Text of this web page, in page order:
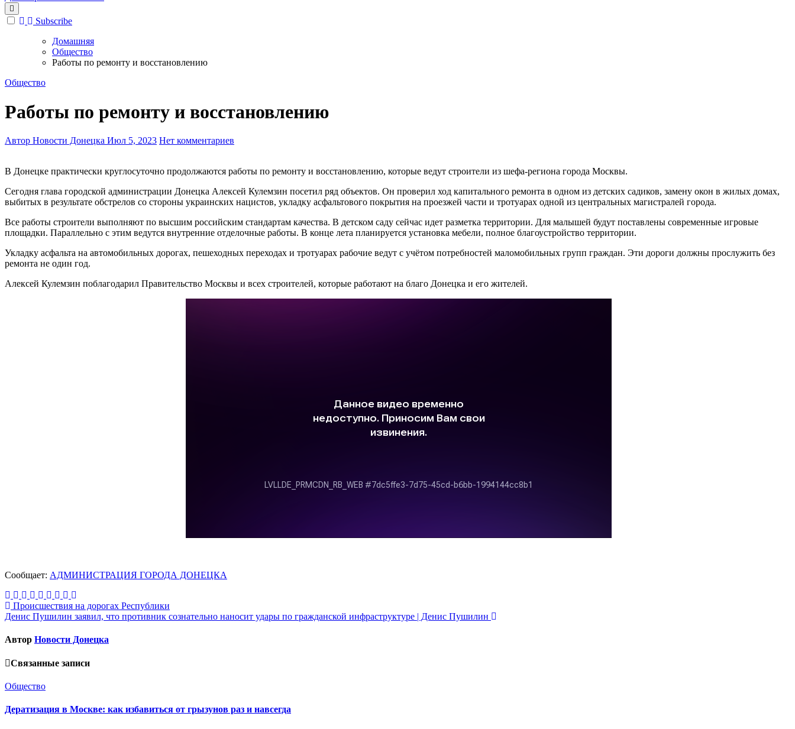
Subscribe
Домашняя
Общество
Работы по ремонту и восстановлению
Общество
Работы по ремонту и восстановлению
Автор Новости Донецка Июл 5, 2023 Нет комментариев
В Донецке практически круглосуточно продолжаются работы по ремонту и восстановлению, которые ведут строители из шефа-региона города Москвы.
Сегодня глава городской администрации Донецка Алексей Кулемзин посетил ряд объектов. Он проверил ход капитального ремонта в одном из детских садиков, замену окон в жилых домах,
выбитых в результате обстрелов со стороны украинских нацистов, укладку асфальтового покрытия на проезжей части и тротуарах одной из центральных магистралей города.
Все работы строители выполняют по высшим российским стандартам качества. В детском саду сейчас идет разметка территории. Для малышей будут поставлены современные игровые
площадки. Параллельно с этим ведутся внутренние отделочные работы. В конце лета планируется установка мебели, полное благоустройство территории.
Укладку асфальта на автомобильных дорогах, пешеходных переходах и тротуарах рабочие ведут с учётом потребностей маломобильных групп граждан. Эти дороги должны прослужить без
ремонта не один год.
Алексей Кулемзин поблагодарил Правительство Москвы и всех строителей, которые работают на благо Донецка и его жителей.
Сообщает: АДМИНИСТРАЦИЯ ГОРОДА ДОНЕЦКА
Навигация
по
записям
Происшествия на дорогах Республики
Денис Пушилин заявил, что противник сознательно наносит удары по гражданской инфраструктуре | Денис Пушилин
Автор Новости Донецка
Связанные записи
Общество
Дератизация в Москве: как избавиться от грызунов раз и навсегда